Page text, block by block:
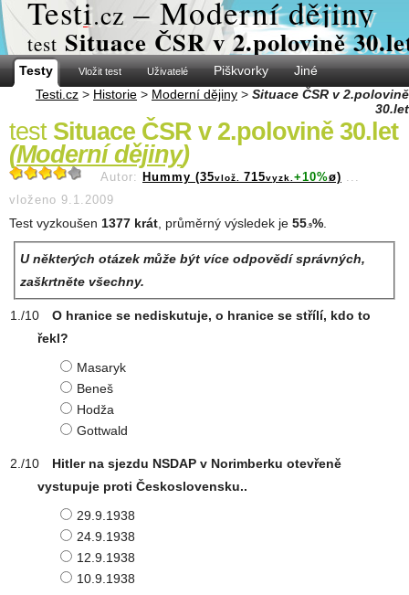
Testi.cz – Moderní dějiny
test Situace ČSR v 2.polovině
Testy Vložit test Uživatelé Piškvorky
Jiné
Testi.cz > Historie > Moderní dějiny > Situace ČSR v 2.polovině
30.let
test Situace ČSR v 2.polovině 30.let
(Moderní dějiny)
Autor: Hummy (35vlož. 715vyzk. +10%ø) ...
vloženo 9.1.2009
Test vyzkoušen 1377 krát , průměrný výsledek je 55 .9%
U některých otázek může být více odpovědí správných,
zaškrtněte všechny.
O hranice se nediskutuje, o hranice se střílí, kdo to
řekl?
Masaryk
Beneš
Hodža
Gottwald
Hitler na sjezdu NSDAP v Norimberku otevřeně
vystupuje proti Československu..
29.9.1938
24.9.1938
12.9.1938
10.9.1938